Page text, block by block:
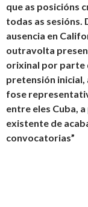
que as posicións
todas as sesións.
ausencia en
outravolta
orixinal por parte
pretensión inicial,
fose
entre eles Cuba,
existente de
convocatorias”